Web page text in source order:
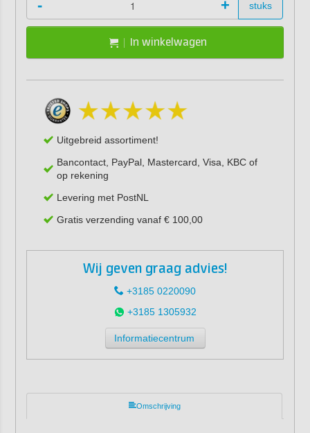
- + stuks
In winkelwagen
Uitgebreid assortiment!
Bancontact, PayPal, Mastercard, Visa, KBC of
op rekening
Levering met PostNL
Gratis verzending vanaf € 100,00
Wij geven graag advies!
+3185 0220090
+3185 1305932
Informatiecentrum
Omschrijving